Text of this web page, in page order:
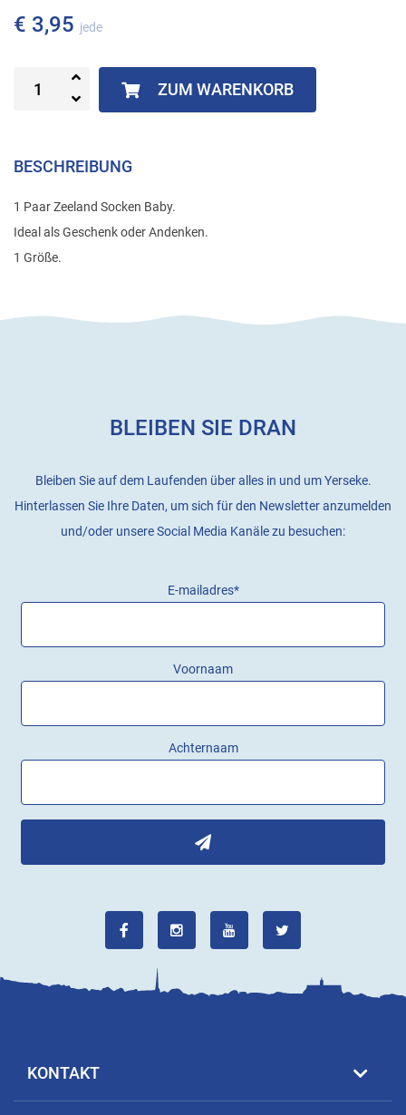
€ 3,95 jede
ZUM WARENKORB
BESCHREIBUNG
1 Paar Zeeland Socken Baby.
Ideal als Geschenk oder Andenken.
1 Größe.
BLEIBEN SIE DRAN
Bleiben Sie auf dem Laufenden über alles in und um Yerseke.
Hinterlassen Sie Ihre Daten, um sich für den Newsletter anzumelden
und/oder unsere Social Media Kanäle zu besuchen:
E-mailadres*
Voornaam
Achternaam
KONTAKT